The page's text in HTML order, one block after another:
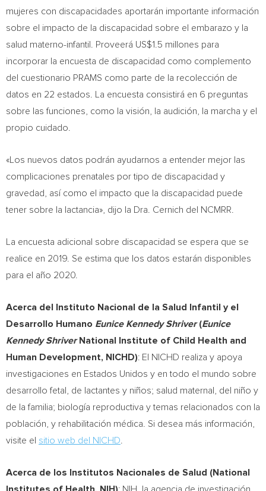
mujeres con discapacidades aportarán importante información
sobre el impacto de la discapacidad sobre el embarazo y la
salud materno-infantil. Proveerá US$1.5 millones para
incorporar la encuesta de discapacidad como complemento
del cuestionario PRAMS como parte de la recolección de
datos en 22 estados. La encuesta consistirá en 6 preguntas
sobre las funciones, como la visión, la audición, la marcha y el
propio cuidado.
«Los nuevos datos podrán ayudarnos a entender mejor las
complicaciones prenatales por tipo de discapacidad y
gravedad, así como el impacto que la discapacidad puede
tener sobre la lactancia», dijo la Dra. Cernich del NCMRR.
La encuesta adicional sobre discapacidad se espera que se
realice en 2019. Se estima que los datos estarán disponibles
para el año 2020.
Acerca del Instituto Nacional de la Salud Infantil y el
Desarrollo Humano Eunice Kennedy Shriver(Eunice
Kennedy ShriverNational Institute of Child Health and
Human Development, NICHD): El NICHD realiza y apoya
investigaciones en Estados Unidos y en todo el mundo sobre
desarrollo fetal, de lactantes y niños; salud maternal, del niño y
de la familia; biología reproductiva y temas relacionados con la
población, y rehabilitación médica. Si desea más información,
visite el sitio web del NICHD
Acerca de los Institutos Nacionales de Salud (National